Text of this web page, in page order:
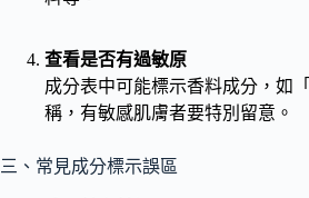
查看是否有過敏原
成分表中可能標示香料成分，如
稱，有敏感肌膚者要特別留意。
三、常見成分標示誤區